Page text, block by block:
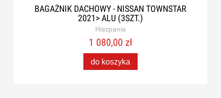
BAGAŻNIK DACHOWY - NISSAN TOWNSTAR
2021> ALU (3SZT.)
Hiszpania
1 080,00 zł
do koszyka